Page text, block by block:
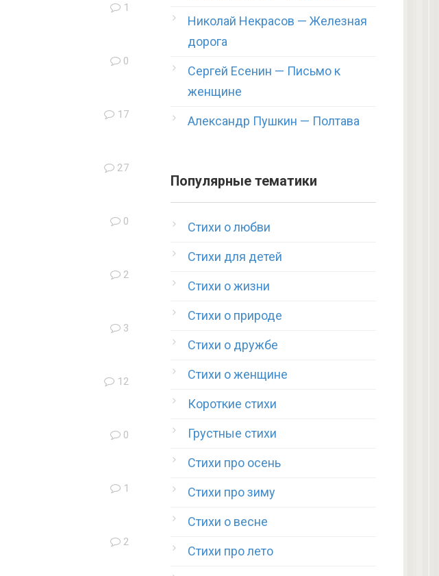
1
0
17
27
0
2
3
12
0
1
2
Николай Некрасов — Железная
дорога
Сергей Есенин — Письмо к
женщине
Александр Пушкин — Полтава
Популярные тематики
Стихи о любви
Стихи для детей
Стихи о жизни
Стихи о природе
Стихи о дружбе
Стихи о женщине
Короткие стихи
Грустные стихи
Стихи про осень
Стихи про зиму
Стихи о весне
Стихи про лето